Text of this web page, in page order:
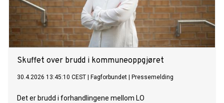
Skuffet over brudd i kommuneoppgjøret
30.4.2026 13:45:10 CEST Fagforbundet Pressemelding
Det er brudd i forhandlingene mellom LO